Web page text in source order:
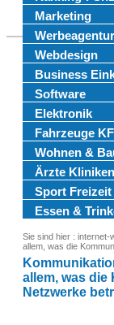
Marketing
Webdesign
Business
Software
Elektronik
Fahrzeuge
Wohnen &
Ärzte Kliniken
Sport Freizeit
Essen &
Sie sind hier : internet-
allem, was die
allem, was die
Netzwerke